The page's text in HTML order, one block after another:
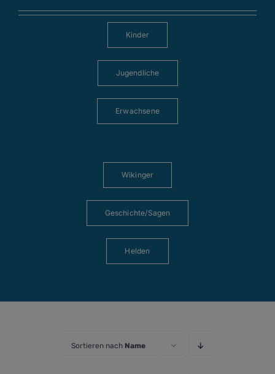
Kinder
Jugendliche
Erwachsene
Wikinger
Geschichte/Sagen
Helden
Sortieren nach Name